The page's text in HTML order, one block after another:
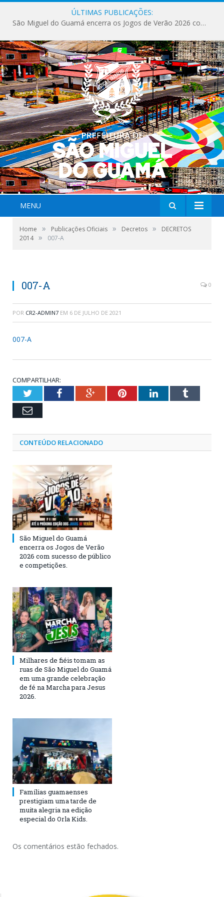
ÚLTIMAS PUBLICAÇÕES:
São Miguel do Guamá encerra os Jogos de Verão 2026 com sucesso de público e competições.
MENU
Home » Publicações Oficiais » Decretos »
DECRETOS
2014 » 007-A
007-A 0
POR CR2-ADMIN7 EM 6 DE JULHO DE 2021
007-A
COMPARTILHAR:
TwitterFacebookGoogle+PinterestLinkedInTumblr
Email
CONTEÚDO RELACIONADO
São Miguel do Guamá
encerra os Jogos de Verão
2026 com sucesso de público
e competições.
Milhares de fiéis tomam as
ruas de São Miguel do Guamá
em uma grande celebração
de fé na Marcha para Jesus
2026.
Famílias guamaenses
prestigiam uma tarde de
muita alegria na edição
especial do Orla Kids.
Os comentários estão fechados.